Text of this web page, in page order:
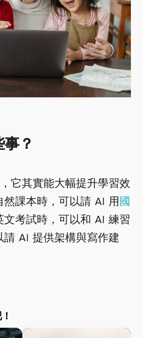
？
它其實能大幅提升學習效
課本時，可以請 AI 用國
考試時，可以和 AI 練習
AI 提供架構與寫作建